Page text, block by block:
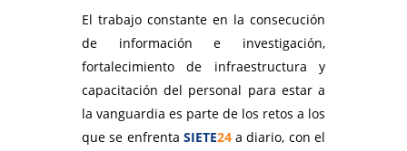
El trabajo constante en la consecución
de información e investigación,
fortalecimiento de infraestructura y
capacitación del personal para estar a
la vanguardia es parte de los retos a los
que se enfrenta SIETE24a diario, con el